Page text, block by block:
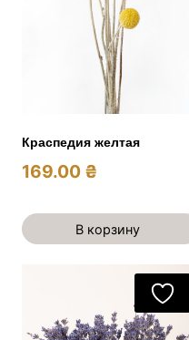
Краспедия желтая
169.00 ₴
В корзину